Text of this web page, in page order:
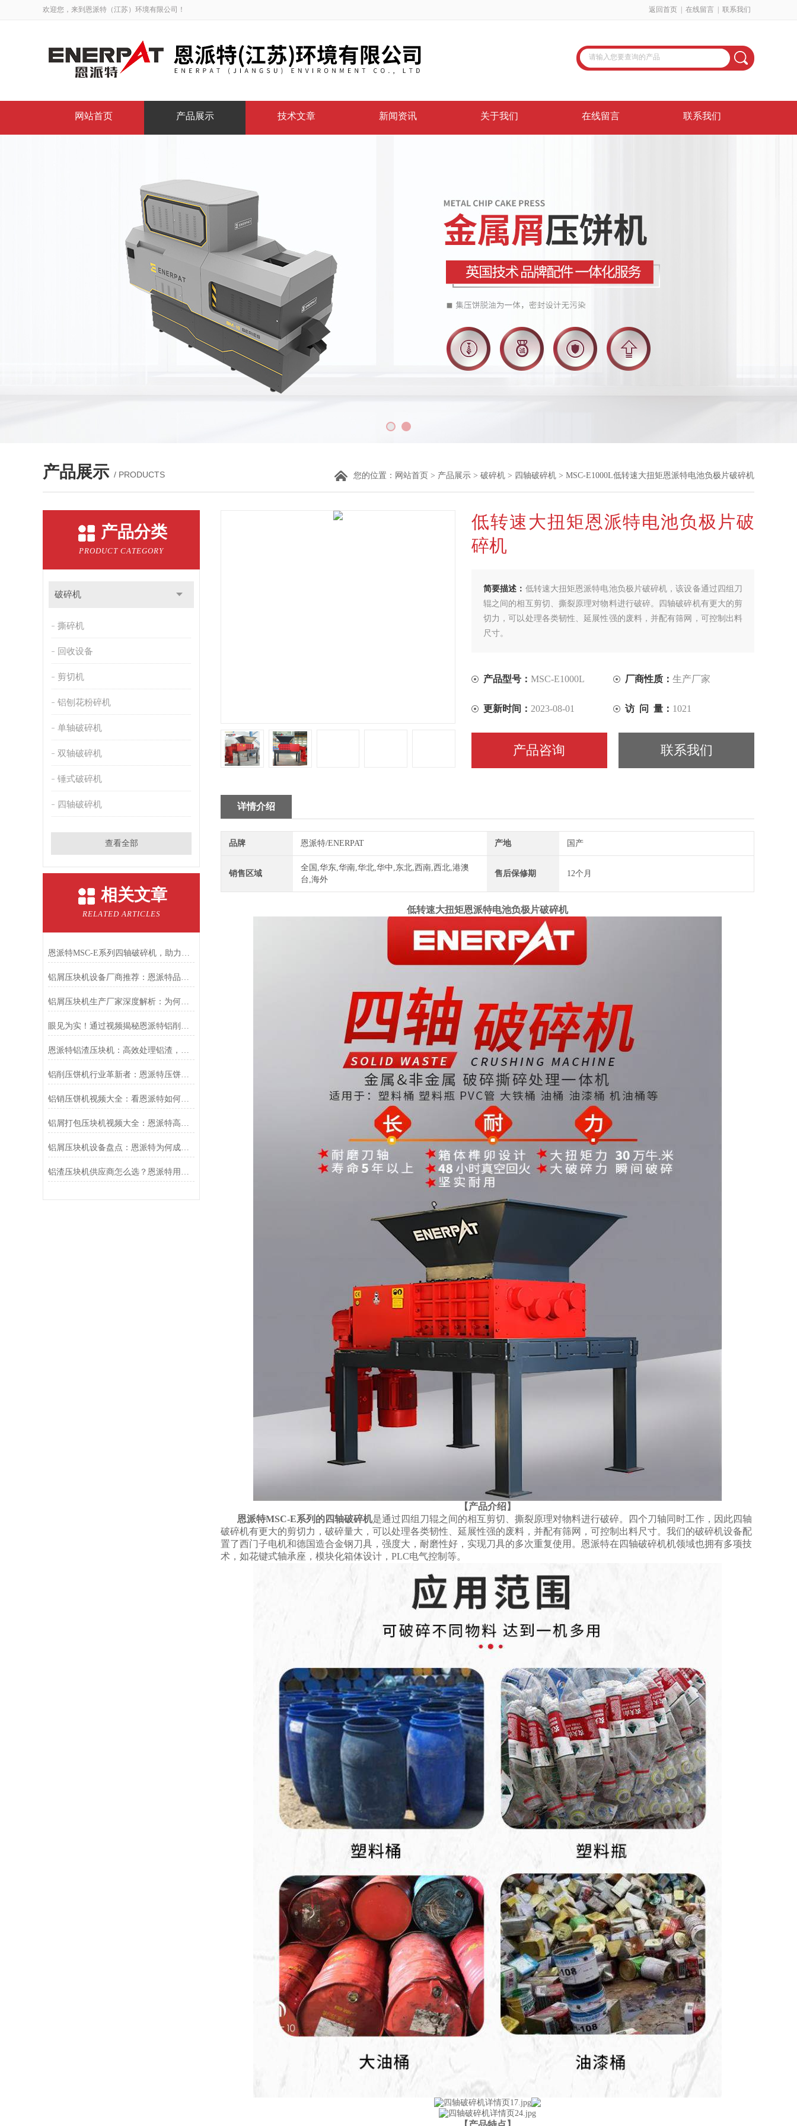
欢迎您，来到恩派特（江苏）环境有限公司！ 返回首页 在线留言 联系我们
网站首页 产品展示 技术文章 新闻资讯 关于我们 在线留言 联系我们
产品展示 / PRODUCTS 您的位置： 网站首页 > 产品展示 > 破碎机 > 四轴破碎机 > MSC-E1000L低转速大扭矩恩派特电池负极片破碎机
产品分类
PRODUCT CATEGORY
破碎机
撕碎机
回收设备
剪切机
铝刨花粉碎机
单轴破碎机
双轴破碎机
锤式破碎机
四轴破碎机
查看全部
相关文章
RELATED ARTICLES
恩派特MSC-E系列四轴破碎机，助力固废回收从高难度走向高效率！
铝屑压块机设备厂商推荐：恩派特品牌的优势解析
铝屑压块机生产厂家深度解析：为何恩派特成为市场的信赖之选
眼见为实！通过视频揭秘恩派特铝削压饼机如何变废为宝
恩派特铝渣压块机：高效处理铝渣，提升资源价值
铝削压饼机行业革新者：恩派特压饼机高效资源回收新时代
铝销压饼机视频大全：看恩派特如何将铝屑变废为宝
铝屑打包压块机视频大全：恩派特高效金属回收新篇章
铝屑压块机设备盘点：恩派特为何成为行业优选？
铝渣压块机供应商怎么选？恩派特用实力告诉你答案
低转速大扭矩恩派特电池负极片破
碎机
简要描述： 低转速大扭矩恩派特电池负极片破碎机，该设备通过四组刀
辊之间的相互剪切、撕裂原理对物料进行破碎。四轴破碎机有更大的剪
切力，可以处理各类韧性、延展性强的废料，并配有筛网，可控制出料
尺寸。
产品型号： MSC-E1000L 厂商性质： 生产厂家
更新时间： 2023-08-01 访 问 量： 1021
产品咨询 联系我们
详情介绍
品牌 恩派特/ENERPAT 产地 国产
销售区域
全国,华东,华南,华北,华中,东北,西南,西北,港澳
台,海外
售后保修期 12个月
低转速大扭矩恩派特电池负极片破碎机
【产品介绍】
恩派特MSC-E系列的四轴破碎机是通过四组刀辊之间的相互剪切、撕裂原理对物料进行破碎。 四个刀轴同时工作，因此四轴
破碎机有更大的剪切力，破碎量大，可以处理各类韧性、延展性强的废料，并配有筛网，可控制出料尺寸。我们的破碎机设备配
置了西门子电机和德国造合金钢刀具，强度大，耐磨性好，实现刀具的多次重复使用。恩派特在四轴破碎机机领域也拥有多项技
术，如花键式轴承座，模块化箱体设计，PLC电气控制等。